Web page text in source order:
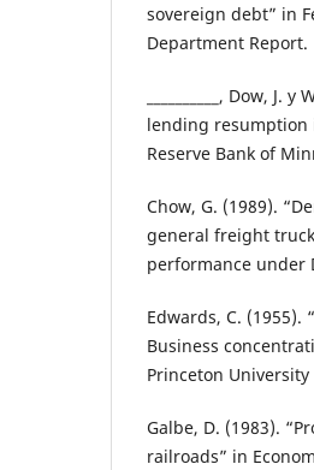
sovereign debt” in
Department Report.
__________, Dow,
lending resumption
Reserve Bank of
Chow, G. (1989).
general freight
performance under
Edwards, C. (1955).
Business
Princeton University
Galbe, D. (1983).
railroads” in